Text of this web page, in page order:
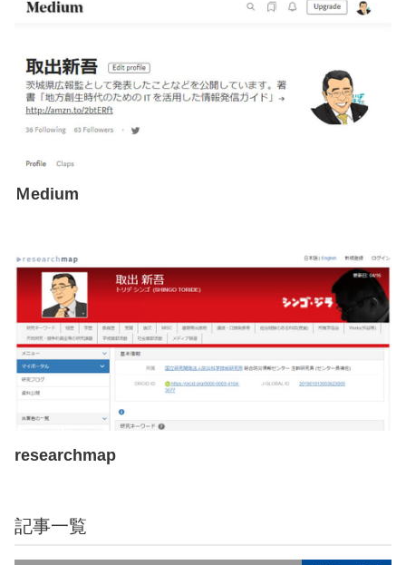
Ｍedium
researchmap
記事一覧